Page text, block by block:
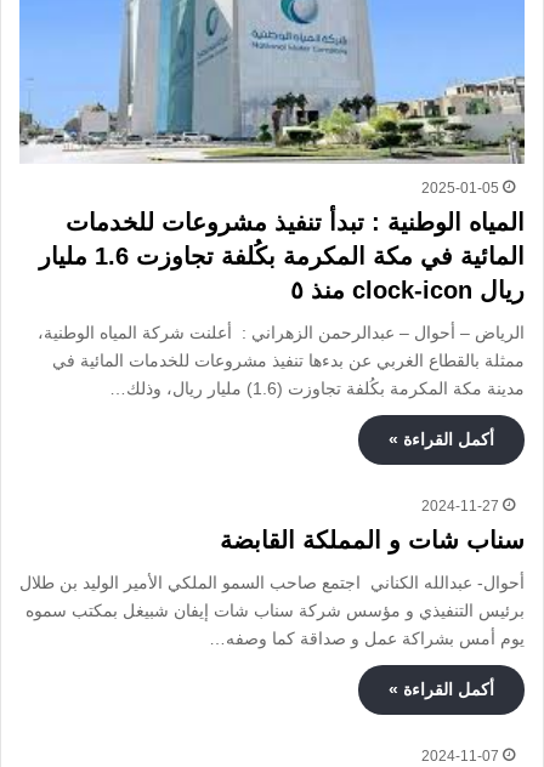
2025-01-05
المياه الوطنية : تبدأ تنفيذ مشروعات للخدمات
المائية في مكة المكرمة بكُلفة تجاوزت 1.6 مليار
ريال clock-icon منذ ٥
الرياض – أحوال – عبدالرحمن الزهراني : أعلنت شركة المياه الوطنية،
ممثلة بالقطاع الغربي عن بدءها تنفيذ مشروعات للخدمات المائية في
مدينة مكة المكرمة بكُلفة تجاوزت (1.6) مليار ريال، وذلك…
أكمل القراءة »
2024-11-27
سناب شات و المملكة القابضة
أحوال- عبدالله الكناني اجتمع صاحب السمو الملكي الأمير الوليد بن طلال
برئيس التنفيذي و مؤسس شركة سناب شات إيفان شبيغل بمكتب سموه
يوم أمس بشراكة عمل و صداقة كما وصفه…
أكمل القراءة »
2024-11-07